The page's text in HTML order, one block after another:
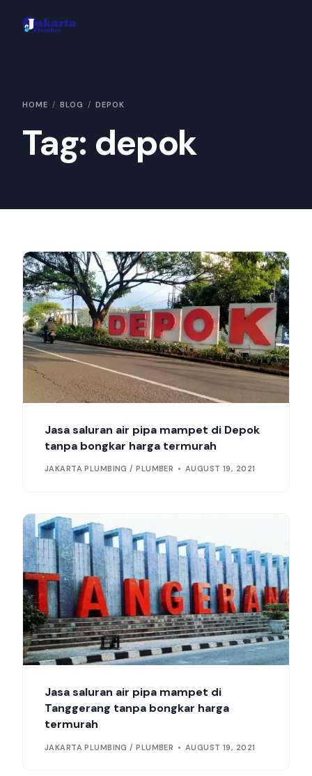
HOME BLOG DEPOK
Tag: depok
Jasa saluran air pipa mampet di Depok
tanpa bongkar harga termurah
JAKARTA PLUMBING / PLUMBER AUGUST 19, 2021
Jasa saluran air pipa mampet di
Tanggerang tanpa bongkar harga
termurah
JAKARTA PLUMBING / PLUMBER AUGUST 19, 2021
Hubungi Kami
Konsultasi